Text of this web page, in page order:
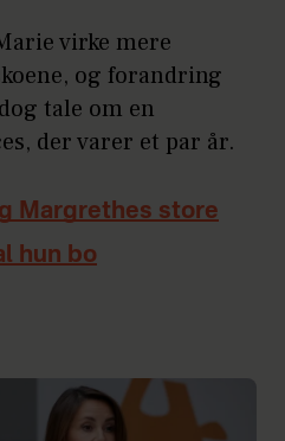
virke mere
og forandring
tale om en
der varer et par år.
Margrethes store
hun bo